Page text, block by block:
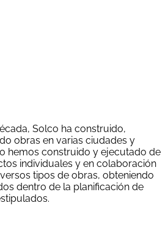
Solco ha construido,
obras en varias ciudades y
hemos construido y ejecutado de
individuales y en colaboración
tipos de obras, obteniendo
dentro de la planificación de